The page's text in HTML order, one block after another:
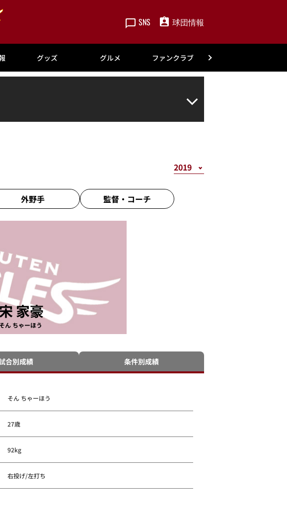
SNS 球団情報
グッズ グルメ ファンクラブ
外野手 監督・ コーチ
宋 家豪
そん ちゃーほう
合別成績 条件別成績
そん ちゃーほう
27歳
92kg
右投げ/左打ち